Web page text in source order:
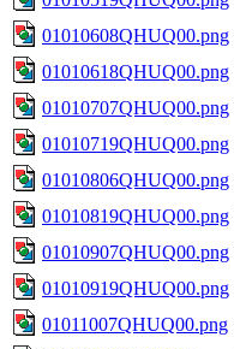
01010608QHUQ00.png
01010618QHUQ00.png
01010707QHUQ00.png
01010719QHUQ00.png
01010806QHUQ00.png
01010819QHUQ00.png
01010907QHUQ00.png
01010919QHUQ00.png
01011007QHUQ00.png